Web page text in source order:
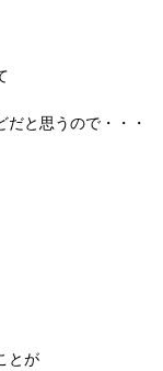
と思うので・・・
とが